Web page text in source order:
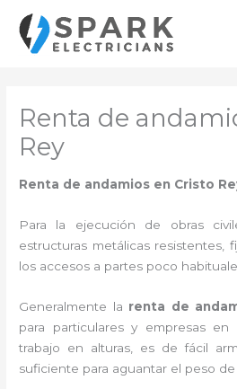
contenido
Renta de
Rey
Renta de andamios en Cristo
Para la ejecución de obras
estructuras metálicas resistentes,
los accesos a partes poco
Generalmente la renta de
para particulares y empresas en
trabajo en alturas, es de fácil
suficiente para aguantar el peso de